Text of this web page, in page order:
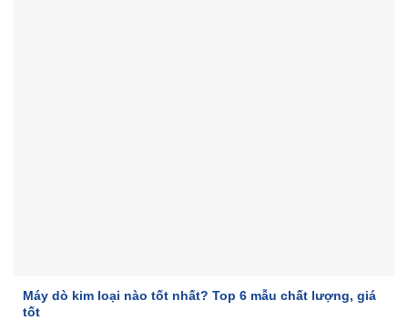
Máy dò kim loại nào tốt nhất? Top 6 mẫu chất lượng, giá
tốt